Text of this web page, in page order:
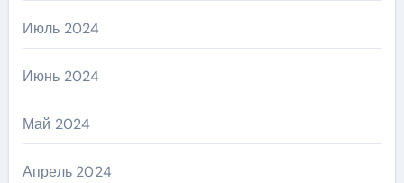
Июль 2024
Июнь 2024
Май 2024
Апрель 2024